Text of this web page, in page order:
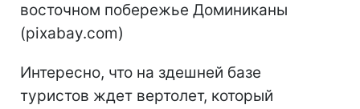
восточном побережье Доминиканы
(pixabay.com)
Интересно, что на здешней базе
туристов ждет вертолет, который